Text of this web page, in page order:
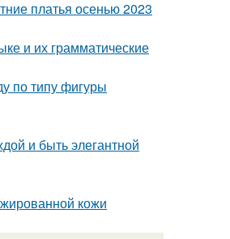
платья осенью 2023
и их грамматические
по типу фигуры
и быть элегантной
кожи